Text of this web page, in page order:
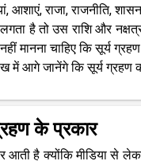
आशाएं, राजा, राजनीति,
है तो उस राशि और
मानना चाहिए कि सूर्य
आगे जानेंगे कि सूर्य ग्रहण
के प्रकार
है क्योंकि मीडिया से